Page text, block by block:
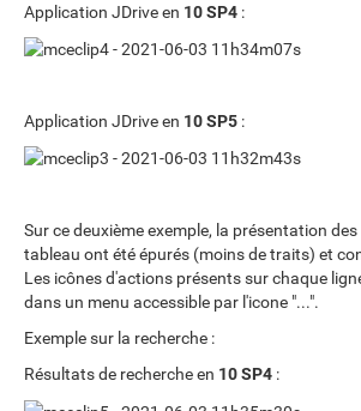
Application JDrive en 10 SP4 :
Application JDrive en 10 SP5 :
Sur ce deuxième exemple, la présentation
tableau ont été épurés (moins de traits) et
Les icônes d'actions présents sur chaque
dans un menu accessible par l'icone "...".
Exemple sur la recherche :
Résultats de recherche en 10 SP4 :